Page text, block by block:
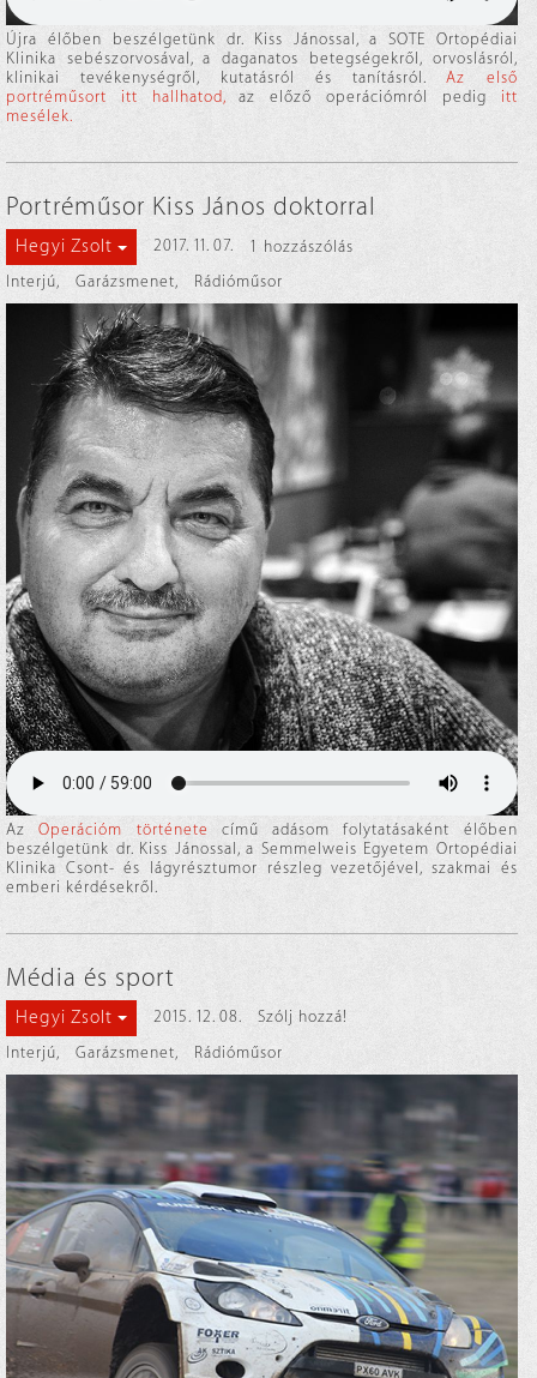
Újra élőben beszélgetünk dr. Kiss Jánossal, a SOTE Ortopédiai
Klinika sebészorvosával, a daganatos betegségekről, orvoslásról,
klinikai tevékenységről, kutatásról és tanításról.Az első
portréműsort itt hallhatod,az előző operációmról pedig itt
mesélek.
Portréműsor Kiss János doktorral
Hegyi Zsolt 2017. 11. 07.
1 hozzászólás
Interjú, Garázsmenet, Rádióműsor
AzOperációm története
című adásom folytatásaként élőben
beszélgetünk dr. Kiss Jánossal, a Semmelweis Egyetem Ortopédiai
Klinika Csont- és lágyrésztumor részleg vezetőjével, szakmai és
emberi kérdésekről.
Média és sport
Hegyi Zsolt 2015. 12. 08.
Szólj hozzá!
Interjú, Garázsmenet, Rádióműsor